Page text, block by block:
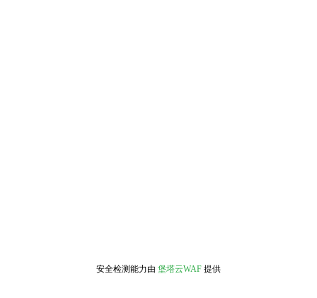
安全检测能力由 堡塔云WAF 提供